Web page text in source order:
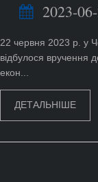
2023-
22 червня 2023 р. у
відбулося вручення
екон...
ДЕТАЛЬНІШЕ